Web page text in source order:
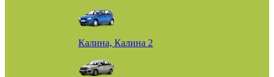
Калина, Калина 2